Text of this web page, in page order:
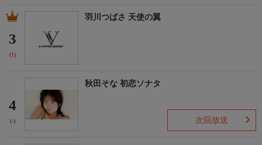
3
(1)
羽川つばさ 天使の翼
4
(-)
秋田そな 初恋ソナタ
次回放送